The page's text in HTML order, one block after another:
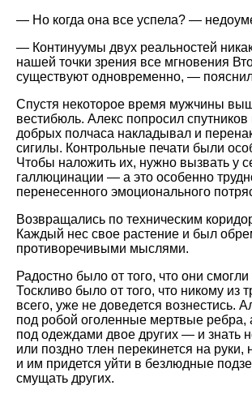
— Но когда она все успела? —
— Континуумы двух реальностей
нашей точки зрения все мгновения
существуют одновременно, —
Спустя некоторое время мужчины
вестибюль. Алекс попросил
добрых полчаса накладывал и
сигилы. Контрольные печати были
Чтобы наложить их, нужно вызвать у
галлюцинации — а это особенно
перенесенного эмоционального
Возвращались по техническим
Каждый нес свое растение и был
противоречивыми мыслями.
Радостно было от того, что они смогли
Тоскливо было от того, что никому из
всего, уже не доведется вознестись.
под робой оголенные мертвые ребра,
под одеждами двое других — и знать
или поздно тлен перекинется на руки,
и им придется уйти в безлюдные
смущать других.